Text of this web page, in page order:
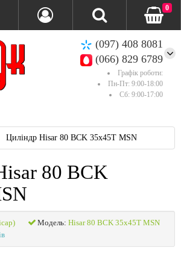
(097) 408 8081
(066) 829 6789
Графік роботи:
Пн-Пт: 9:00-18:00
Сб: 9:00-17:00
0
Циліндр Hisar 80 ВСK 35x45T MSN
80 ВСK
Модель: Hisar 80 ВСK 35x45T MSN